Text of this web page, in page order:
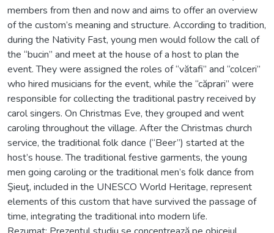
members from then and now and aims to offer an overview
of the custom’s meaning and structure. According to tradition,
during the Nativity Fast, young men would follow the call of
the “bucin” and meet at the house of a host to plan the
event. They were assigned the roles of “vătafi” and “colceri”
who hired musicians for the event, while the “căprari” were
responsible for collecting the traditional pastry received by
carol singers. On Christmas Eve, they grouped and went
caroling throughout the village. After the Christmas church
service, the traditional folk dance (“Beer”) started at the
host’s house. The traditional festive garments, the young
men going caroling or the traditional men’s folk dance from
Şieuţ, included in the UNESCO World Heritage, represent
elements of this custom that have survived the passage of
time, integrating the traditional into modern life.